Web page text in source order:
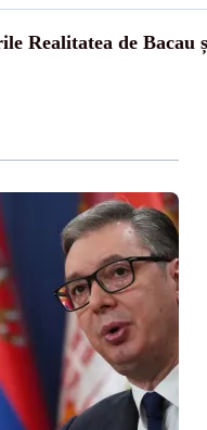
Realitatea de Bacau